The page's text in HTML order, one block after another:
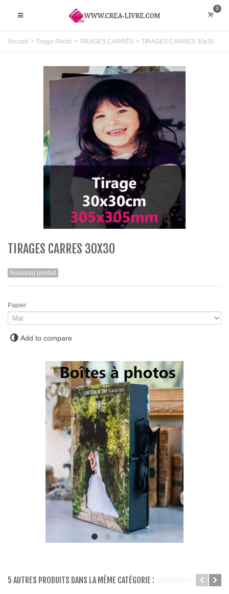
0
Accueil > Tirage Photo > TIRAGES CARRÉS > TIRAGES CARRES 30x30
TIRAGES CARRES 30X30
Nouveau produit
Papier
Add to compare
5 AUTRES PRODUITS DANS LA MÊME CATÉGORIE :